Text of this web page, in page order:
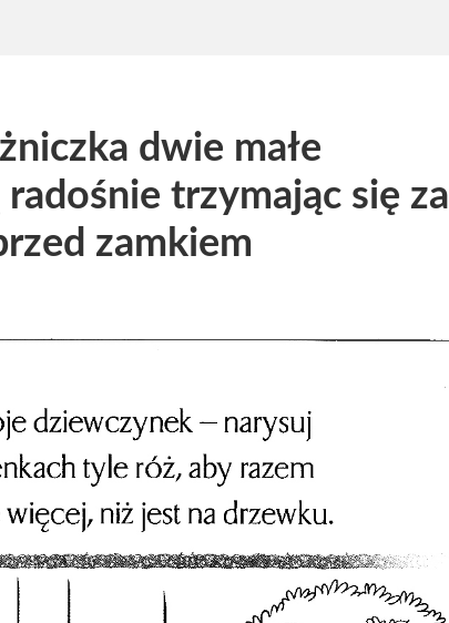
dwie małe
trzymając się za
zamkiem